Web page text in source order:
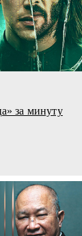
за минуту